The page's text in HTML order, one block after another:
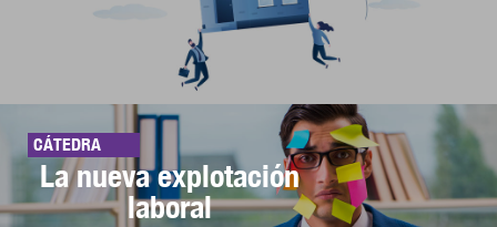
CÁTEDRA
La nueva explotación
laboral